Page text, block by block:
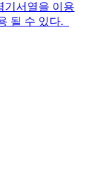
기서열을 이용
될 수 있다.